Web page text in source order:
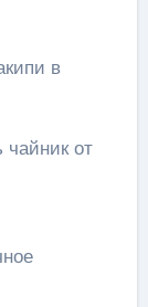
в